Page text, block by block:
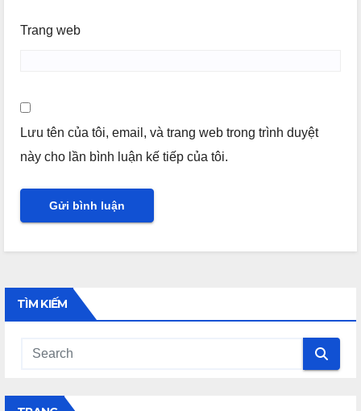
Trang web
Lưu tên của tôi, email, và trang web trong trình duyệt
này cho lần bình luận kế tiếp của tôi.
TÌM KIẾM